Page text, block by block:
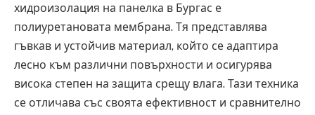
хидроизолация на панелка в Бургас е
полиуретановата мембрана. Тя представлява
гъвкав и устойчив материал, който се адаптира
лесно към различни повърхности и осигурява
висока степен на защита срещу влага. Тази техника
се отличава със своята ефективност и сравнително